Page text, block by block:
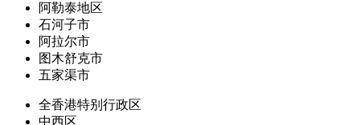
阿勒泰地区
石河子市
阿拉尔市
图木舒克市
五家渠市
全香港特别行政区
中西区